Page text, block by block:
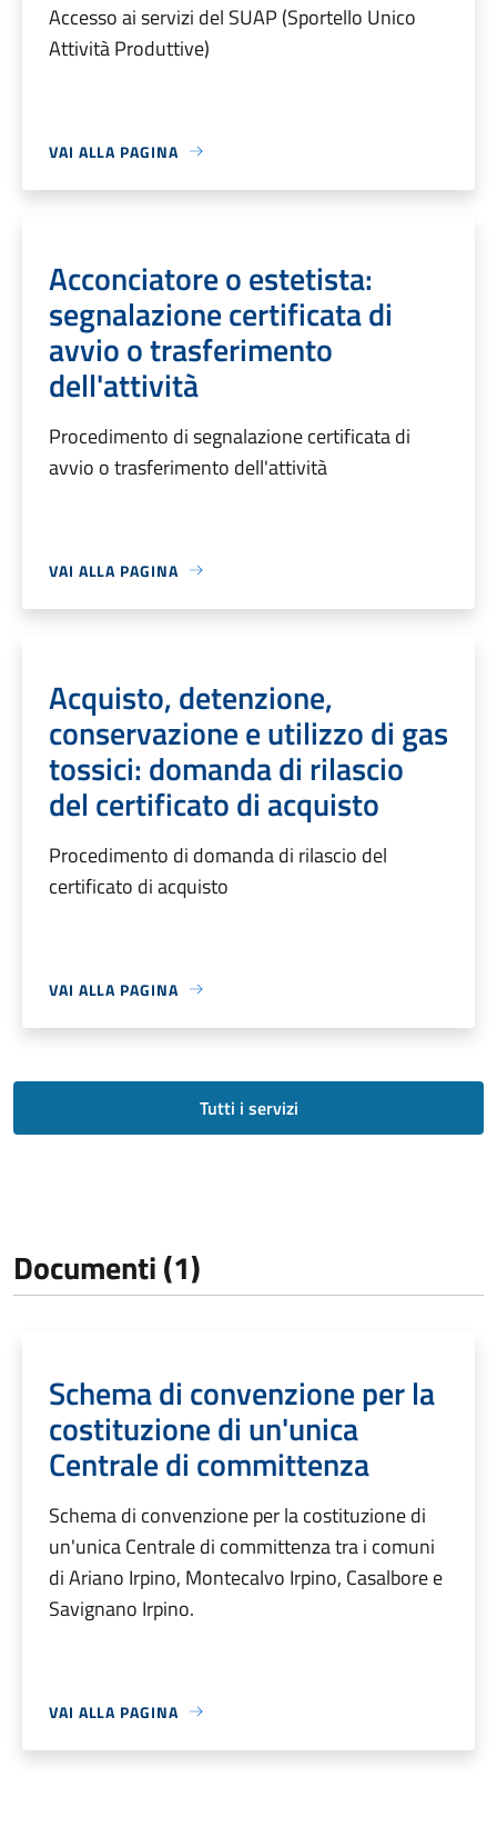
Accesso ai servizi del SUAP (Sportello Unico
Attività Produttive)
VAI ALLA PAGINA
Acconciatore o estetista:
segnalazione certificata di
avvio o trasferimento
dell'attività
Procedimento di segnalazione certificata di
avvio o trasferimento dell'attività
VAI ALLA PAGINA
Acquisto, detenzione,
conservazione e utilizzo di gas
tossici: domanda di rilascio
del certificato di acquisto
Procedimento di domanda di rilascio del
certificato di acquisto
VAI ALLA PAGINA
Tutti i servizi
Documenti (1)
Schema di convenzione per la
costituzione di un'unica
Centrale di committenza
Schema di convenzione per la costituzione di
un'unica Centrale di committenza tra i comuni
di Ariano Irpino, Montecalvo Irpino, Casalbore e
Savignano Irpino.
VAI ALLA PAGINA